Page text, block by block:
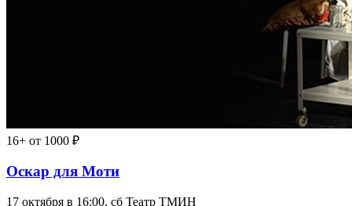
16+ от 1000 ₽
Оскар для Моти
17 октября в 16:00, сб Театр ТМИН